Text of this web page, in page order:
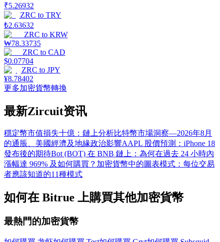
₹5.26932
ZRC to TRY
₺2.63632
ZRC to KRW
₩78.33735
ZRC to CAD
$0.07704
ZRC to JPY
¥8.78402
更多加密貨幣轉換
最新Zircuit资讯
穩定幣市值損失十億：鏈上分析比特幣市場洞察—2026年8月
的通脹、美國經濟及地緣政治影響AAPL 股價預測：iPhone 18
發布後的期待Bot (BOT) 在 BNB 鏈上：為何在過去 24 小時內
漲幅達 969% 及如何購買？ 加密貨幣中的圖表模式：每位交易
者應該知道的11種模式
如何在 Bitrue 上購買其他加密貨幣
最熱門的加密貨幣